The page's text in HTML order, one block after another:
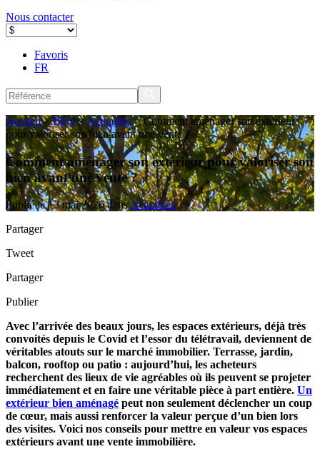
Nous contacter
Favoris
FR
Accueil>Blog> Actualités>Comment aménager son extérieur
pour valoriser son bien avant une vente ?
Comment aménager son extérieur pour valoriser son
bien avant une vente ?
Publié le 13 mai 2026 dansActualités
Partager
Tweet
Partager
Publier
Avec l’arrivée des beaux jours, les espaces extérieurs, déjà très
convoités depuis le Covid et l’essor du télétravail, deviennent de
véritables atouts sur le marché immobilier. Terrasse, jardin,
balcon, rooftop ou patio : aujourd’hui, les acheteurs
recherchent des lieux de vie agréables où ils peuvent se projeter
immédiatement et en faire une véritable pièce à part entière. Un
extérieur bien aménagé peut non seulement déclencher un coup
de cœur, mais aussi renforcer la valeur perçue d’un bien lors
des visites. Voici nos conseils pour mettre en valeur vos espaces
extérieurs avant une vente immobilière.